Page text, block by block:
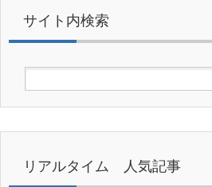
サイト内検索
リアルタイム 人気記事